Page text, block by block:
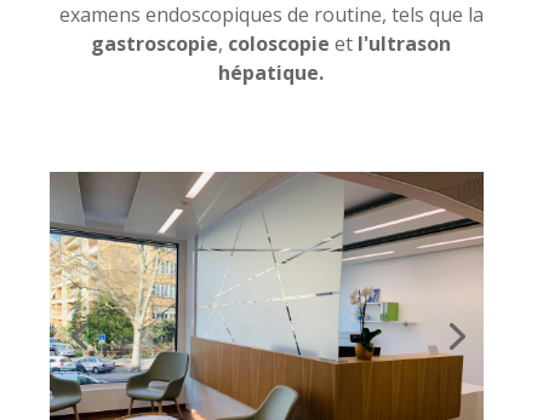
examens endoscopiques de routine, tels que la
gastroscopie, coloscopie et l'ultrason
hépatique.